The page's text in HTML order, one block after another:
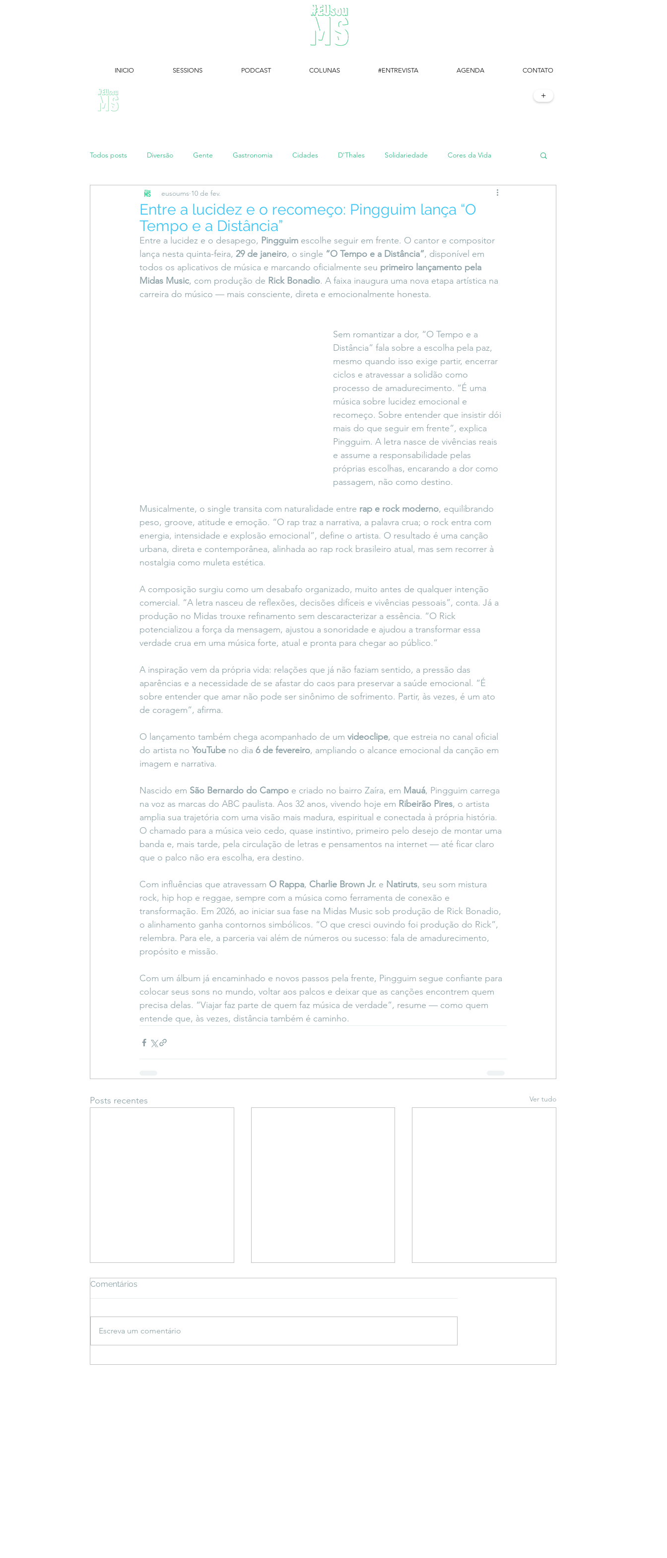
Todos posts Diversão Gente Gastronomia Cidades D'Thales Solidariedade Cores da Vida
Papo de Mãe #maratonei #TôemSampa, meu!
Coluna do Vasques #DescomplicaLara #entrevista
DESIMAGINAR
Entre a lucidez e o recomeço: Pingguim lança “O
Tempo e a Distância”
eusoums 10 de fev.
Entre a lucidez e o desapego, Pingguim escolhe seguir em frente. O cantor e compositor
lança nesta quinta-feira, 29 de janeiro, o single “O Tempo e a Distância”, disponível em
todos os aplicativos de música e marcando oficialmente seu primeiro lançamento pela
Midas Music, com produção de Rick Bonadio. A faixa inaugura uma nova etapa artística na
carreira do músico — mais consciente, direta e emocionalmente honesta.
Sem romantizar a dor, “O Tempo e a
Distância” fala sobre a escolha pela paz,
mesmo quando isso exige partir, encerrar
ciclos e atravessar a solidão como
processo de amadurecimento. “É uma
música sobre lucidez emocional e
recomeço. Sobre entender que insistir dói
mais do que seguir em frente”, explica
Pingguim. A letra nasce de vivências reais
e assume a responsabilidade pelas
próprias escolhas, encarando a dor como
passagem, não como destino.
Musicalmente, o single transita com naturalidade entre rap e rock moderno, equilibrando
peso, groove, atitude e emoção. “O rap traz a narrativa, a palavra crua; o rock entra com
energia, intensidade e explosão emocional”, define o artista. O resultado é uma canção
urbana, direta e contemporânea, alinhada ao rap rock brasileiro atual, mas sem recorrer à
nostalgia como muleta estética.
A composição surgiu como um desabafo organizado, muito antes de qualquer intenção
comercial. “A letra nasceu de reflexões, decisões difíceis e vivências pessoais”, conta. Já a
produção no Midas trouxe refinamento sem descaracterizar a essência. “O Rick
potencializou a força da mensagem, ajustou a sonoridade e ajudou a transformar essa
verdade crua em uma música forte, atual e pronta para chegar ao público.”
A inspiração vem da própria vida: relações que já não faziam sentido, a pressão das
aparências e a necessidade de se afastar do caos para preservar a saúde emocional. “É
sobre entender que amar não pode ser sinônimo de sofrimento. Partir, às vezes, é um ato
de coragem”, afirma.
O lançamento também chega acompanhado de um videoclipe, que estreia no canal oficial
do artista no YouTube no dia 6 de fevereiro, ampliando o alcance emocional da canção em
imagem e narrativa.
Nascido em São Bernardo do Campo e criado no bairro Zaíra, em Mauá, Pingguim carrega
na voz as marcas do ABC paulista. Aos 32 anos, vivendo hoje em Ribeirão Pires, o artista
amplia sua trajetória com uma visão mais madura, espiritual e conectada à própria história.
O chamado para a música veio cedo, quase instintivo, primeiro pelo desejo de montar uma
banda e, mais tarde, pela circulação de letras e pensamentos na internet — até ficar claro
que o palco não era escolha, era destino.
Com influências que atravessam O Rappa, Charlie Brown Jr. e Natiruts, seu som mistura
rock, hip hop e reggae, sempre com a música como ferramenta de conexão e
transformação. Em 2026, ao iniciar sua fase na Midas Music sob produção de Rick Bonadio,
o alinhamento ganha contornos simbólicos. “O que cresci ouvindo foi produção do Rick”,
relembra. Para ele, a parceria vai além de números ou sucesso: fala de amadurecimento,
propósito e missão.
Com um álbum já encaminhado e novos passos pela frente, Pingguim segue confiante para
colocar seus sons no mundo, voltar aos palcos e deixar que as canções encontrem quem
precisa delas. “Viajar faz parte de quem faz música de verdade”, resume — como quem
entende que, às vezes, distância também é caminho.
Posts recentes Ver tudo
Comentários
Escreva um comentário
+
INICIO SESSIONS PODCAST COLUNAS #ENTREVISTA AGENDA CONTATO